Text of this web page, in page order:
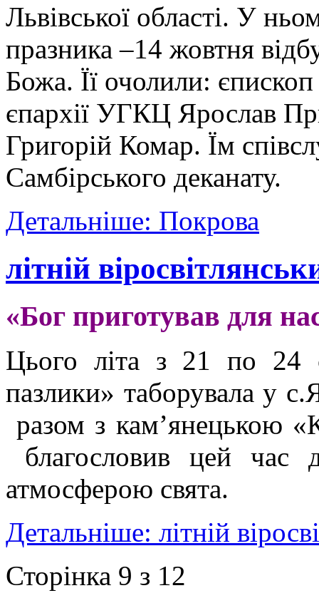
Львівської області. У
празника –14 жовтня
Божа. Її очолили:
єпархії УГКЦ Ярослав
Григорій Комар. Їм
Самбірського деканату.
Детальніше: Покрова
літній
«Бог приготував для
Цього літа з 21 по 24
пазлики» таборувала у
разом з кам’янецькою
благословив цей
атмосферою свята.
Детальніше: літній
Сторінка 9 з 12